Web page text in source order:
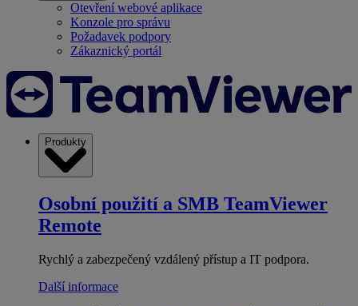
Otevření webové aplikace
Konzole pro správu
Požadavek podpory
Zákaznický portál
Produkty
Osobní použití a SMB TeamViewer
Remote
Rychlý a zabezpečený vzdálený přístup a IT podpora.
Další informace